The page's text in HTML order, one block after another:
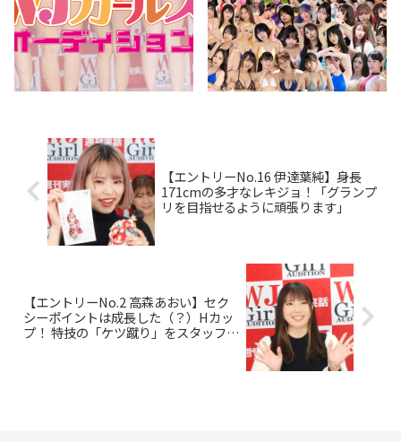
【エントリーNo.16 伊達葉純】身長
171cmの多才なレキジョ！「グランプ
リを目指せるように頑張ります」
【エントリーNo.2 高森あおい】セク
シーポイントは成長した（？）Hカッ
プ！ 特技の「ケツ蹴り」をスタッフに